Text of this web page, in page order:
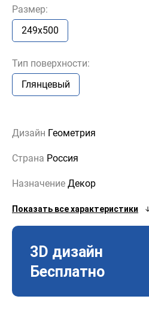
Размер:
249x500
Тип поверхности:
Глянцевый
Дизайн Геометрия
Страна Россия
Назначение Декор
Показать все характеристики
3D дизайн
Бесплатно